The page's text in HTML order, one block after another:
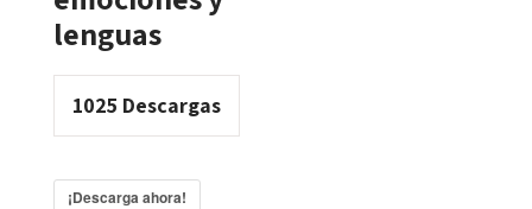
lenguas
1025 Descargas
¡Descarga ahora!